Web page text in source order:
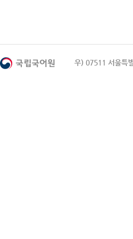
우) 07511 서울특